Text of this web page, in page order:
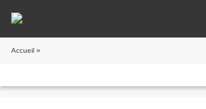
Accueil »